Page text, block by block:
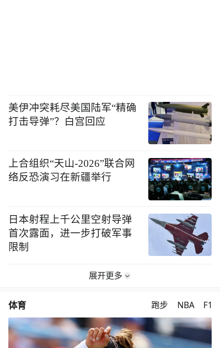
美伊冲突耗尽美国陆军“精确
打击导弹”？白宫回应
上合组织“天山-2026”联合网
络反恐演习在新疆举行
日本射程上千公里空射导弹
首次露面，进一步打破军事
限制
展开更多
体育 跑步 NBA F1